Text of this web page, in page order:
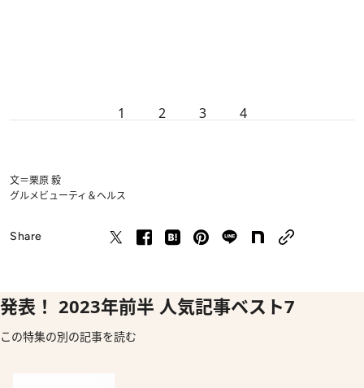
1 2 3 4
文＝栗原 毅
グルメビューティ＆ヘルス
Share
発表！ 2023年前半 人気記事ベスト7
この特集の別の記事を読む